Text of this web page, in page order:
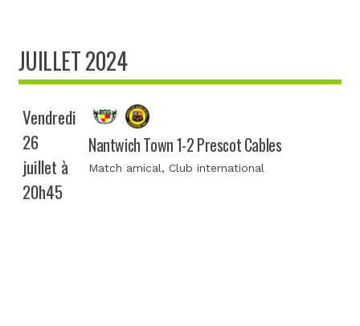
JUILLET 2024
Vendredi
26
juillet à
20h45
Nantwich Town 1-2 Prescot Cables
Match amical, Club international